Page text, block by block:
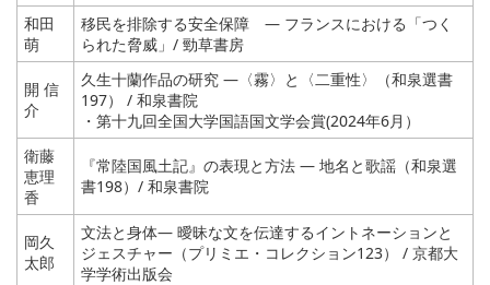
和田
萌
移民を排除する安全保障 ― フランスにおける「つく
られた脅威」/ 勁草書房
開 信
介
久生十蘭作品の研究 ―〈霧〉と〈二重性〉（和泉選書
197） / 和泉書院
・第十九回全国大学国語国文学会賞(2024年6月）
衛藤
恵理
香
『常陸国風土記』の表現と方法 ― 地名と歌謡（和泉選
書198）/ 和泉書院
岡久
太郎
文法と身体― 曖昧な文を伝達するイントネーションと
ジェスチャー（プリミエ・コレクション123） / 京都大
学学術出版会